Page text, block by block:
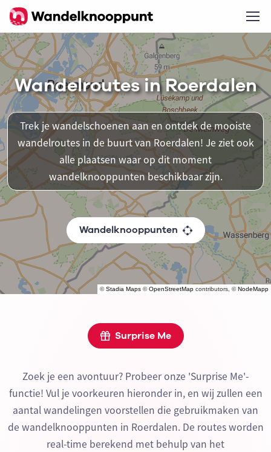
©Stadia Maps ©OpenStreetMap contributors, ©NodeMapp
Wandelroutes in Roerdalen
Trek je wandelschoenen aan en ontdek de mooiste
wandelroutes in de buurt van Roerdalen! Je ziet ook
alle plaatsen waar op dit moment
wandelknooppunten beschikbaar zijn.
Wandelknooppunten
Surprise Me
Zoek je een avontuur? Probeer onze 'Surprise Me'-
functie! Vul je voorkeuren hieronder in, en wij zullen een
aantal wandelingen voorstellen die gebruikmaken van
de wandelknooppunten in Roerdalen. De routes worden
real-time berekend met behulp van het